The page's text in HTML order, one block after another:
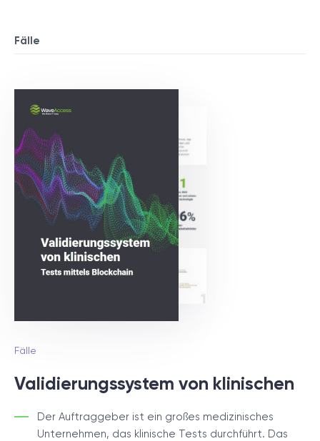
Fälle
Fälle
Validierungssystem von klinischen
Der Auftraggeber ist ein großes medizinisches
Unternehmen, das klinische Tests durchführt. Das